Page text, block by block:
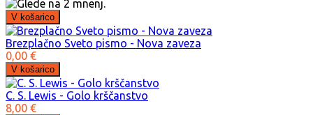
Brezplačno Sveto pismo - Nova zaveza
0,00 €
C. S. Lewis - Golo krščanstvo
8,00 €